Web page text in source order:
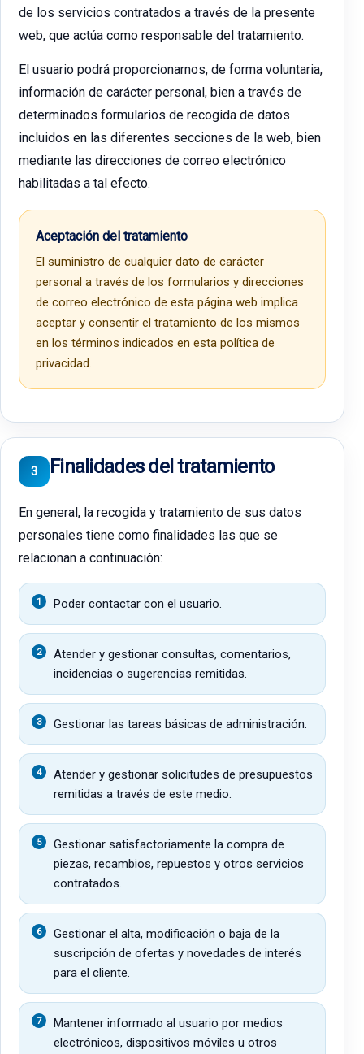
de los servicios contratados a través de la presente
web, que actúa como responsable del tratamiento.
El usuario podrá proporcionarnos, de forma voluntaria,
información de carácter personal, bien a través de
determinados formularios de recogida de datos
incluidos en las diferentes secciones de la web, bien
mediante las direcciones de correo electrónico
habilitadas a tal efecto.
Aceptación del tratamiento
El suministro de cualquier dato de carácter
personal a través de los formularios y direcciones
de correo electrónico de esta página web implica
aceptar y consentir el tratamiento de los mismos
en los términos indicados en esta política de
privacidad.
3 Finalidades del tratamiento
En general, la recogida y tratamiento de sus datos
personales tiene como finalidades las que se
relacionan a continuación:
Poder contactar con el usuario.
Atender y gestionar consultas, comentarios,
incidencias o sugerencias remitidas.
Gestionar las tareas básicas de administración.
Atender y gestionar solicitudes de presupuestos
remitidas a través de este medio.
Gestionar satisfactoriamente la compra de
piezas, recambios, repuestos y otros servicios
contratados.
Gestionar el alta, modificación o baja de la
suscripción de ofertas y novedades de interés
para el cliente.
Mantener informado al usuario por medios
electrónicos, dispositivos móviles u otros